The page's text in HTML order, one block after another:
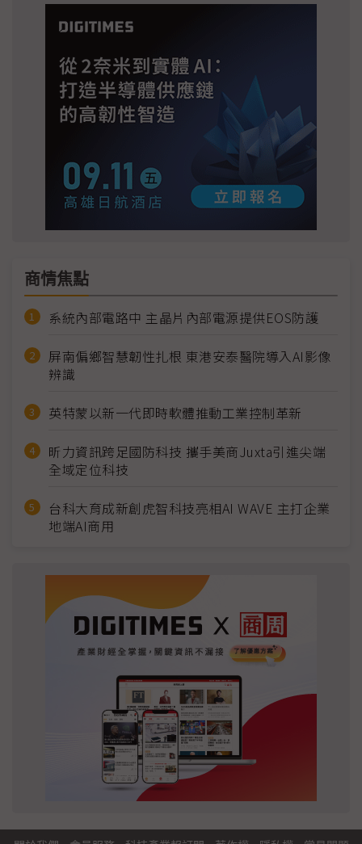
商情焦點
系統內部電路中 主晶片內部電源提供EOS防護
屏南偏鄉智慧韌性扎根 東港安泰醫院導入AI影像
辨識
英特蒙以新一代即時軟體推動工業控制革新
昕力資訊跨足國防科技 攜手美商Juxta引進尖端
全域定位科技
台科大育成新創虎智科技亮相AI WAVE 主打企業
地端AI商用